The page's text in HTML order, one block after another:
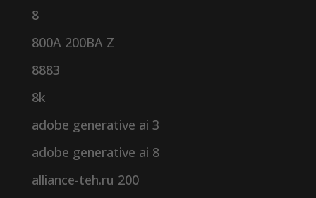
8
800A 200BA Z
8883
8k
adobe generative ai 3
adobe generative ai 8
alliance-teh.ru 200